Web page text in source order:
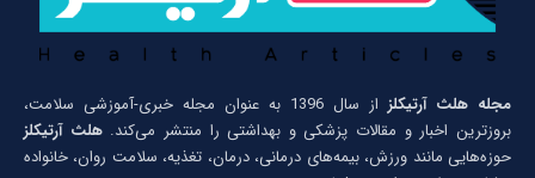
مجله هلث آرتیکلز
از سال 1396 به عنوان مجله خبری-آموزشی سلامت،
بروزترین اخبار و مقالات پزشکی و بهداشتی را منتشر می‌کند.هلث آرتیکلز
حوزه‌هایی مانند ورزش، بیمه‌های درمانی، درمان، تغذیه، سلامت روان، خانواده